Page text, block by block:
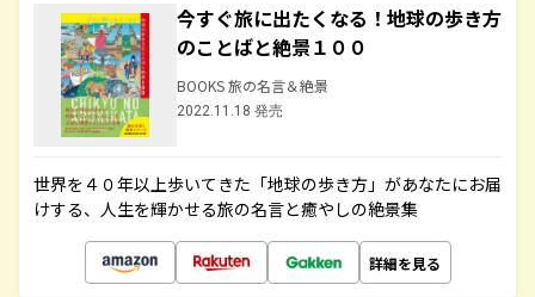
今すぐ旅に出たくなる！地球の歩き方
のことばと絶景１００
BOOKS 旅の名言＆絶景
2022.11.18 発売
世界を４０年以上歩いてきた「地球の歩き方」があなたにお届
けする、人生を輝かせる旅の名言と癒やしの絶景集
詳細を見る